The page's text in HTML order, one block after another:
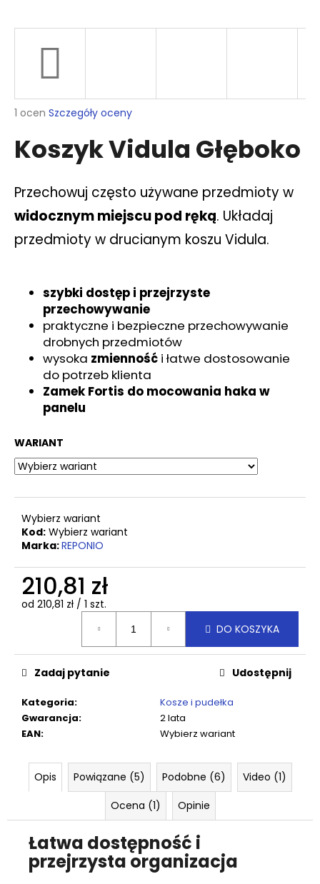
Średnia
produktu
wynosi
5
gwiazdek.
1 ocen Szczegóły oceny
Koszyk Vidula Głęboko
Przechowuj często używane przedmioty w
widocznym miejscu pod ręką. Układaj
przedmioty w drucianym koszu Vidula.
szybki dostęp i przejrzyste
przechowywanie
praktyczne i bezpieczne przechowywanie
drobnych przedmiotów
wysoka zmienność i łatwe dostosowanie
do potrzeb klienta
Zamek Fortis do mocowania haka w
panelu
WARIANT
Wybierz wariant
Kod: Wybierz wariant
Marka:REPONIO
210,81 zł
Cena
od 210,81 zł / 1 szt.
DO KOSZYKA
Kategoria:
Kosze i pudełka
Gwarancja:
2 lata
EAN: Wybierz wariant
Zadaj pytanie Udostępnij
Opis Powiązane (5) Podobne (6)
Video (1)
Ocena (1)
Opinie
Łatwa dostępność i
przejrzysta organizacja
P
e
a
m
y
15,77